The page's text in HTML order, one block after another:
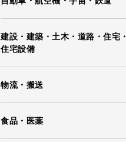
建設・建築・土木・道路・住宅・
住宅設備
物流・搬送
食品・医薬